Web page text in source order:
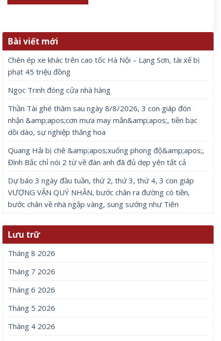
Bài viết mới
Chèn ép xe khác trên cao tốc Hà Nội – Lạng Sơn, tài xế bị
phạt 45 triệu đồng
Ngọc Trinh đóng cửa nhà hàng
Thần Tài ghé thăm sau ngày 8/8/2026, 3 con giáp đón
nhận &amp;apos;cơn mưa may mắn&amp;apos;, tiền bạc
dồi dào, sự nghiệp thăng hoa
Quang Hải bị chê &amp;apos;xuống phong độ&amp;apos;,
Đình Bắc chỉ nói 2 từ về đàn anh đã đủ dẹp yên tất cả
Dự báo 3 ngày đầu tuần, thứ 2, thứ 3, thứ 4, 3 con giáp
VƯỢNG VẬN QUÝ NHÂN, bước chân ra đường có tiền,
bước chân về nhà ngập vàng, sung sướng như Tiên
Lưu trữ
Tháng 8 2026
Tháng 7 2026
Tháng 6 2026
Tháng 5 2026
Tháng 4 2026